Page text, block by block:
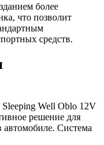
более
что позволит
средств.
Well Oblo 12V
решение для
автомобиле. Система